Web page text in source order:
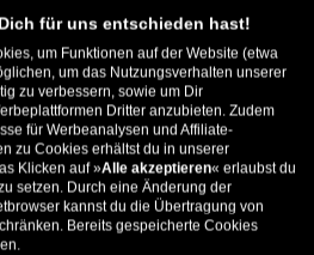
266
direkt per Mail zugeschickt.
erste Bestellung. Aufgepasst: Du
nur 1x wählen! 🤫
9% ab €100 11% ab €150 🔥
für uns entschieden hast!
um Funktionen auf der Website (etwa
um das Nutzungsverhalten unserer
zu verbessern, sowie um Dir
Dritter anzubieten. Zudem
für Werbeanalysen und Affiliate-
zu Cookies erhältst du in unserer
Klicken auf »Alle akzeptieren« erlaubst du
setzen. Durch eine Änderung der
kannst du die Übertragung von
Bereits gespeicherte Cookies